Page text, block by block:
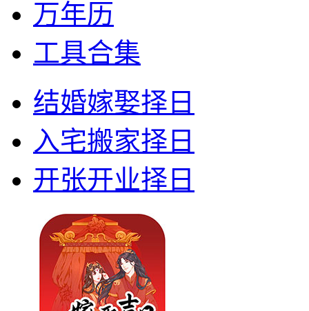
万年历
工具合集
结婚嫁娶择日
入宅搬家择日
开张开业择日